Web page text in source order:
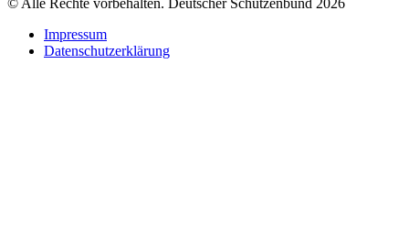
© Alle Rechte vorbehalten. Deutscher Schützenbund 2026
Impressum
Datenschutzerklärung